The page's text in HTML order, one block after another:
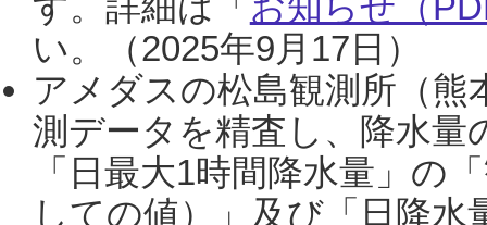
い。（2025年9月17日）
アメダスの松島観測所（熊
測データを精査し、降水
「日最大1時間降水量」の
しての値）」及び「日降